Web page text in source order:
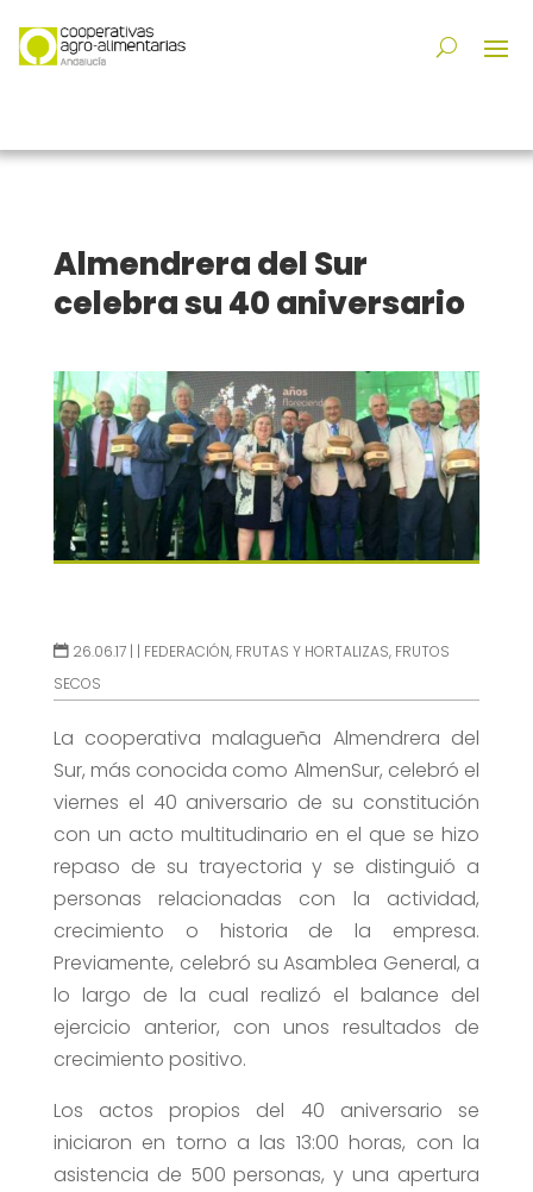
Almendrera del Sur
celebra su 40 aniversario
26.06.17 | | FEDERACIÓN, FRUTAS Y HORTALIZAS, FRUTOS
SECOS
La cooperativa malagueña Almendrera del
Sur, más conocida como AlmenSur, celebró el
viernes el 40 aniversario de su constitución
con un acto multitudinario en el que se hizo
repaso de su trayectoria y se distinguió a
personas relacionadas con la actividad,
crecimiento o historia de la empresa.
Previamente, celebró su Asamblea General, a
lo largo de la cual realizó el balance del
ejercicio anterior, con unos resultados de
crecimiento positivo.
Los actos propios del 40 aniversario se
iniciaron en torno a las 13:00 horas, con la
asistencia de 500 personas, y una apertura